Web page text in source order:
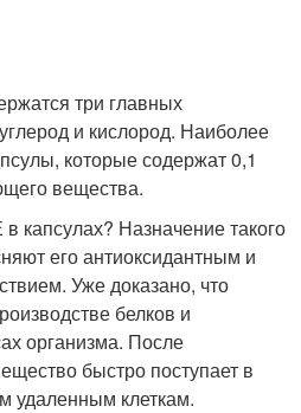
три главных
и кислород. Наиболее
которые содержат 0,1
вещества.
капсулах? Назначение такого
его антиоксидантным и
Уже доказано, что
белков и
организма. После
быстро поступает в
удаленным клеткам.